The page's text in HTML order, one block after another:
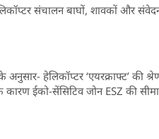
संचालन बाघों, शावकों और
हेलिकॉप्टर ‘एयरक्राफ्ट’ की
कारण ईको-सेंसिटिव जोन ESZ की